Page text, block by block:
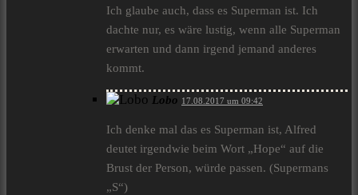
Ich glaube auch, dass es Superman ist. Ich
dachte nur, es wäre lustig, wenn alle Superman
erwarten und dann irgend jemand anderes
kommt.
Lobo 17.08.2017 um 09:42
Ich denke mal das es Superman ist, Alfred
deutet irgendwie beim Wort „Hope“ auf die
Brust der Person, würde passen. (Supermans
„S“)